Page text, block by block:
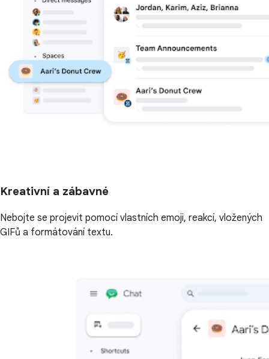
Kreativní a zábavné
Nebojte se projevit pomocí vlastních emoji, reakcí, vložených
GIFů a formátování textu.